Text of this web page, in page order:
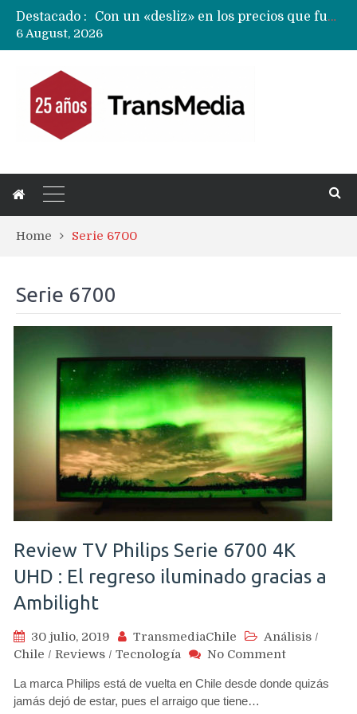
Destacado :
Con un «desliz» en los precios que fue corregido los Huawei MateBook Fold con Kirin X90 Plus ya son oficiales y se quedan en China
Ecosistema Apple: cómo elegir el iPhone según tu uso
6 August, 2026
Home Serie 6700
Serie 6700
Review TV Philips Serie 6700 4K
UHD : El regreso iluminado gracias a
Ambilight
30 julio, 2019 TransmediaChile Análisis /
Chile / Reviews / Tecnología No Commenton
TV
La marca Philips está de vuelta en Chile desde donde quizás
jamás dejó de estar, pues el arraigo que tiene…